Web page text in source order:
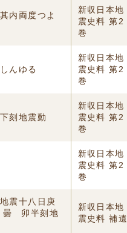
内両度つよ
新収日本地
震史料 第2
巻
んゆる
新収日本地
震史料 第2
巻
刻地震動
新収日本地
震史料 第2
巻
新収日本地
震史料 第2
巻
震十八日庚
卯半刻地
新収日本地
震史料 補遺